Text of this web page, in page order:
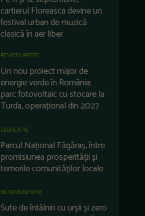
cartierul Floreasca devine un
festival urban de muzică
clasică în aer liber
REVISTA PRESEI
Un nou proiect major de
energie verde în România:
parc fotovoltaic cu stocare la
Turda, operațional din 2027
LEGISLATIE
Parcul Național Făgăraș, între
promisiunea prosperității și
temerile comunităților locale
BIODIVERSITATE
Sute de întâlniri cu urșii și zero